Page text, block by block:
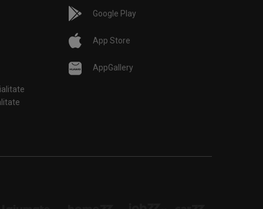
Google Play
App Store
AppGallery